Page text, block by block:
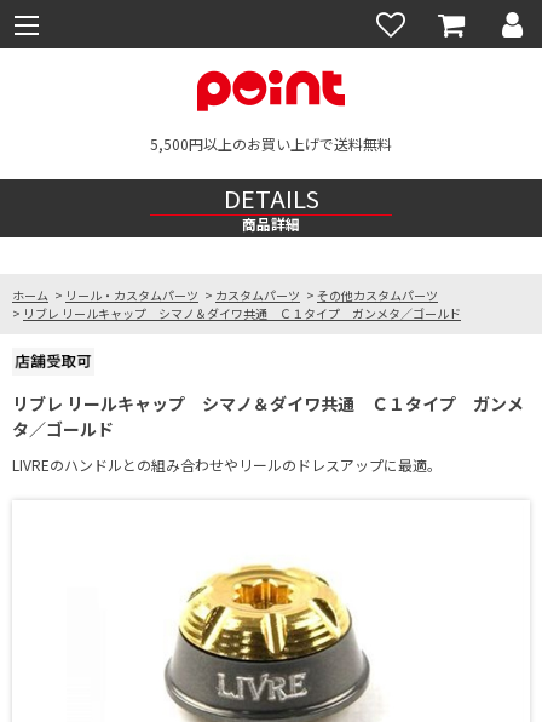
5,500円以上のお買い上げで送料無料
DETAILS
商品詳細
ホーム > リール・カスタムパーツ > カスタムパーツ > その他カスタムパーツ
> リブレ リールキャップ シマノ＆ダイワ共通 Ｃ１タイプ ガンメタ／ゴールド
リブレ リールキャップ シマノ＆ダイワ共通 Ｃ１タイプ ガンメ
タ／ゴールド
LIVREのハンドルとの組み合わせやリールのドレスアップに最適。